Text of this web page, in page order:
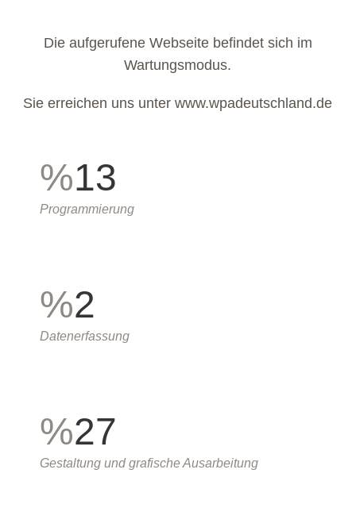
Die aufgerufene Webseite befindet sich im
Wartungsmodus.
Sie erreichen uns unterwww.wpadeutschland.de
%13
Programmierung
%2
Datenerfassung
%27
Gestaltung und grafische Ausarbeitung